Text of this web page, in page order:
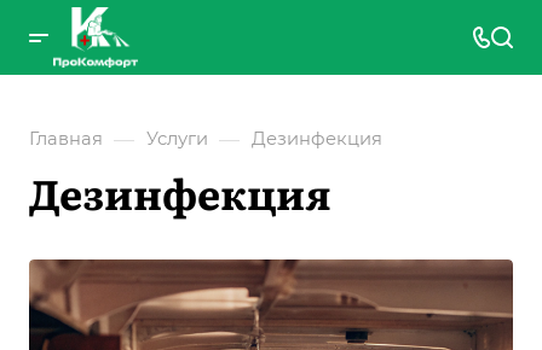
Главная — Услуги — Дезинфекция
Дезинфекция